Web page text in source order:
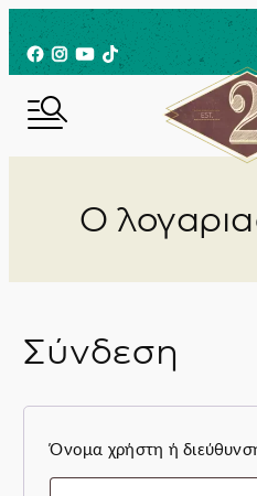
στο
περιεχόμενο
Facebook
Instagram
YouTube
TikTok
Ο
Σύνδεση
Όνομα χρήστη ή